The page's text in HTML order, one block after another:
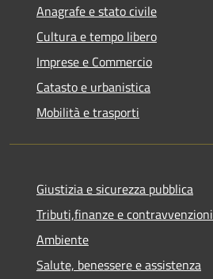
Anagrafe e stato civile
Cultura e tempo libero
Imprese e Commercio
Catasto e urbanistica
Mobilità e trasporti
Giustizia e sicurezza pubblica
Tributi,finanze e contravvenzioni
Ambiente
Salute, benessere e assistenza